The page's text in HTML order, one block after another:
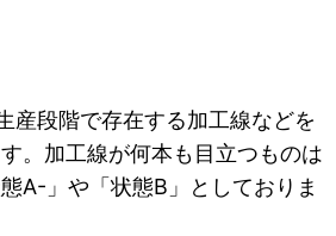
産段階で存在する加工線などを
。加工線が何本も目立つものは
A-」や「状態B」としておりま